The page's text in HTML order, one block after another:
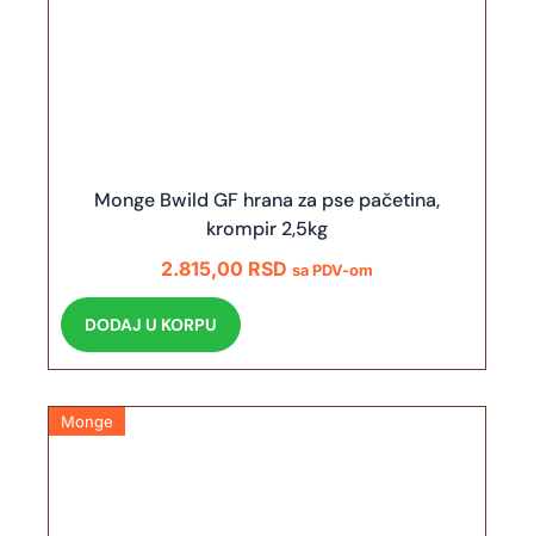
Monge Bwild GF hrana za pse pačetina,
krompir 2,5kg
2.815,00 RSD sa PDV-om
DODAJ U KORPU
Monge